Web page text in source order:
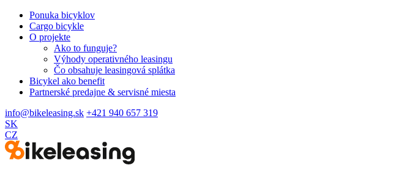
Ponuka bicyklov
Cargo bicykle
O projekte
Ako to funguje?
Výhody operativného leasingu
Čo obsahuje leasingová splátka
Bicykel ako benefit
Partnerské predajne & servisné miesta
info@bikeleasing.sk +421 940 657 319
SK
CZ